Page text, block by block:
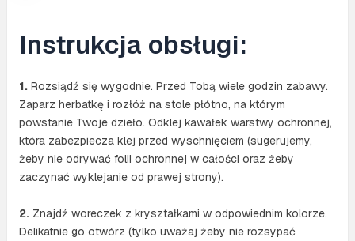
Instrukcja obsługi:
1.Rozsiądź się wygodnie. Przed Tobą wiele godzin zabawy.
Zaparz herbatkę i rozłóż na stole płótno, na którym
powstanie Twoje dzieło. Odklej kawałek warstwy ochronnej,
która zabezpiecza klej przed wyschnięciem (sugerujemy,
żeby nie odrywać folii ochronnej w całości oraz żeby
zaczynać wyklejanie od prawej strony).
2.Znajdź woreczek z kryształkami w odpowiednim kolorze.
Delikatnie go otwórz (tylko uważaj żeby nie rozsypać